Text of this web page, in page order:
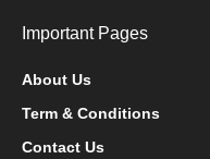
Important Pages
About Us
Term & Conditions
Contact Us